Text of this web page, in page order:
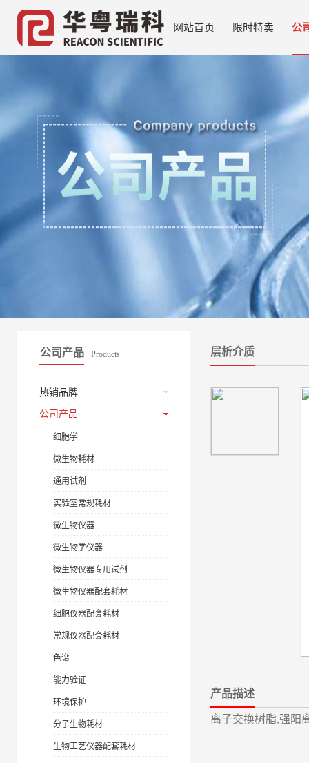
网站首页 限时特卖 公
公司产品 Products
热销品牌
公司产品
细胞学
微生物耗材
通用试剂
实验室常规耗材
微生物仪器
微生物学仪器
微生物仪器专用试剂
微生物仪器配套耗材
细胞仪器配套耗材
常规仪器配套耗材
色谱
能力验证
环境保护
分子生物耗材
生物工艺仪器配套耗材
层析介质
产品描述
离子交换树脂,强阳